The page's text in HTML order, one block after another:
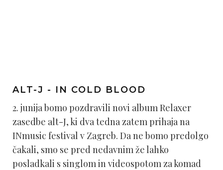
ALT-J - IN COLD BLOOD
2. junija bomo pozdravili novi album Relaxer
zasedbe alt-J, ki dva tedna zatem prihaja na
INmusic festival v Zagreb. Da ne bomo predolgo
čakali, smo se pred nedavnim že lahko
posladkali s singlom in videospotom za komad